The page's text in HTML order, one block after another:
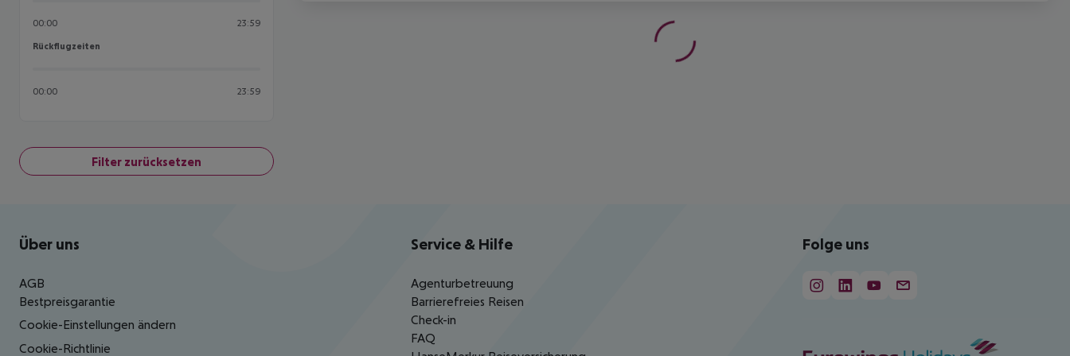
00:00 23:59
Rückflugzeiten
Rückflugzeiten
00:00 23:59
Filter zurücksetzen
Footer navigation
Über uns
AGB
Bestpreisgarantie
Cookie-Einstellungen ändern
Cookie-Richtlinie
Service & Hilfe
Agenturbetreuung
Barrierefreies Reisen
Check-in
FAQ
Folge uns